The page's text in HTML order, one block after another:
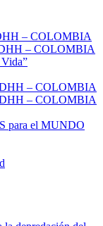
– COLOMBIA
– COLOMBIA
– COLOMBIA
– COLOMBIA
para el MUNDO